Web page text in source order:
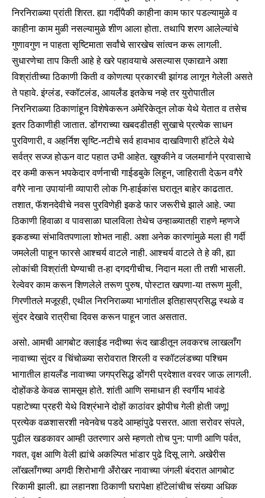
निरनिराळ्या प्रांती शिरत. ह्या गर्दीपैकी काहीना काम फार पडल्यामुळे व
काहीना काम मुळी नसल्यामुळे शीण आला होता. तथापि शरण आलेल्यांचे
गुणावगुण न पाहता सृष्टिमाता सर्वांचे सारखेच सांत्वन करू लागली.
सुधारणेचा ताप किती आहे हे खरे पहावयाचे असल्यास एकाद्याने अशा
विश्रांतीच्या ठिकाणी किती व कोणत्या प्रकारची झांगड लागून गेलेली असते
ते पहावे. इंग्लंड, स्कॉटलंड, आयर्लंड इतकेच नव्हे तर युरोपातील
निरनिराळ्या ठिकाणांहून विशेषेकरून अमेरिकेतून लोक येथे येतात व तसेच
इतर ठिकाणीही जातात. डोंगराच्या खबदडीतही सुखाचे प्रत्येक साधन
पुरविणारी, व अहर्निश सृष्टि-नटीचे सर्व हावभाव दाखविणारी हॉटेले येथे
सर्वत्र सज्ज होऊन वाट पहात उभी आहेत. खुश्कीने व जलमार्गाने प्रवासाचे
दर कमी करून भपकेदार वर्णनाची गाईडबुके लिहून, जाहिराती देऊन वगैरे
वगैरे नाना उपायांनी व्यापारी लोक गि-हाईकांस घरातून बाहेर काढतात.
तशात, फॅशनदेवीचे नवस पुरविणेही इकडे फार जरूरीचे झाले आहे. ज्या
ठिकाणी हिवाळा व पावसाळा घालविला तेथेच उन्हाळ्यातही राहणे म्हणजे
इकडच्या संभावितपणाला शोभत नाही. अशा अनेक कारणांमुळे मला ही गर्दी
जमलेली पाहून फारसे आश्चर्य वाटले नाही. आश्चर्य वाटले ते हे की, ह्या
लोकांची विश्रांती घेण्याची त-हा दगदगीचीच. निदान मला ती तशी भासली.
रेल्वेवर काम करून शिणलेले तरूण पुरुष, पोस्टात खपणा-या तरूण मुली,
गिरणीतले मजूरही, एथील निरनिराळ्या भागांतील इतिहासप्रसिद्ध स्थळे व
सुंदर देखावे रात्रीचा दिवस करून पाहून जात असतात.
असो. आमची आगबोट क्लाईड नदीच्या रूंद खाडीतून लवकरच लाखलाँग
नावाच्या सुंदर व चिंचोळ्या सरोवरात शिरली व स्कॉटलंडच्या पश्चिम
भागातील हायलँड नावाच्या जगप्रसिद्ध डोंगरी प्रदेशात वरवर जाऊ लागली.
दोहोंकडे केवळ सामसूम होते. शांती आणि समाधान ही स्वर्गीय भावंडे
पहाटेच्या प्रहरी येथे विश्रंभाने दोहों काठांवर झोपीच गेली होती जणू!
प्रत्येक वळशासरशी नवेनवेच पडदे आम्हांपुढे पसरत. आता सरोवर संपले,
पुढील खडकावर आम्ही उतरणार असे म्हणतो तोच पुन: पाणी आणि पर्वत,
गवत, वृक्ष आणि वेली ह्यांचे अकल्पित भांडार पुढे दिसू लागे. अखेरीस
लॉखलाँगच्या अगदी शिरोभागी अँरोखर नावाच्या जंगली बंदरात आगबोट
रिकामी झाली. ह्या लहानशा ठिकाणी घरापेक्षा हॉटेलांचीच संख्या अधिक